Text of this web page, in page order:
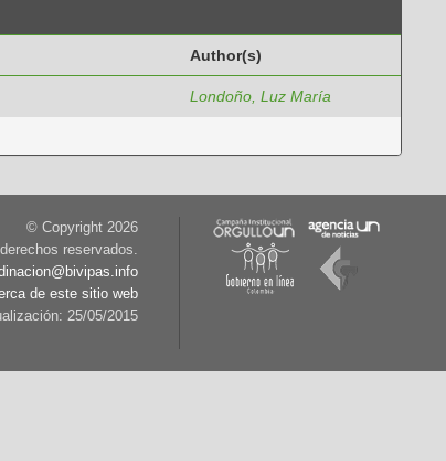
Author(s)
Londoño, Luz María
© Copyright 2026
reservados.
de este sitio web
25/05/2015